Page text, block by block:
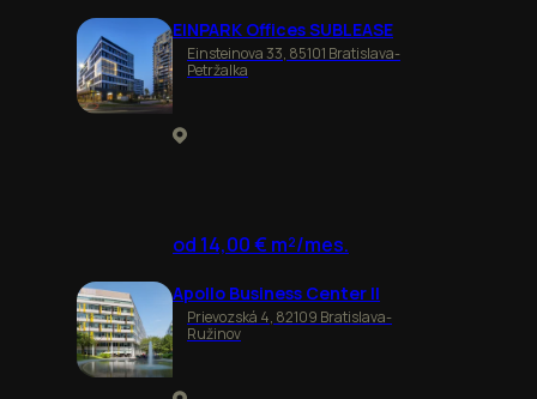
EINPARK Offices SUBLEASE
Einsteinova 33, 85101 Bratislava-
Petržalka
od 14,00 € m²/mes.
Apollo Business Center II
Prievozská 4, 82109 Bratislava-
Ružinov